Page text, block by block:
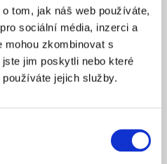
tom, jak náš web používáte,
sociální média, inzerci a
mohou zkombinovat s
jim poskytli nebo které
jejich služby.
2025
15 900 Kč
20 000 Kč